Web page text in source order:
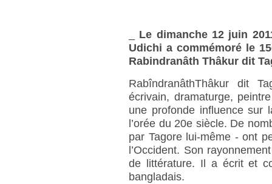
Le dimanche 12 juin
Udichi a commémoré le
Rabindranâth Thâkur dit
RabîndranâthThâkur dit
écrivain, dramaturge,
une profonde influence sur
l’orée du 20e siècle. De
par Tagore lui-même - ont
l’Occident. Son
de littérature. Il a écrit et
bangladais.